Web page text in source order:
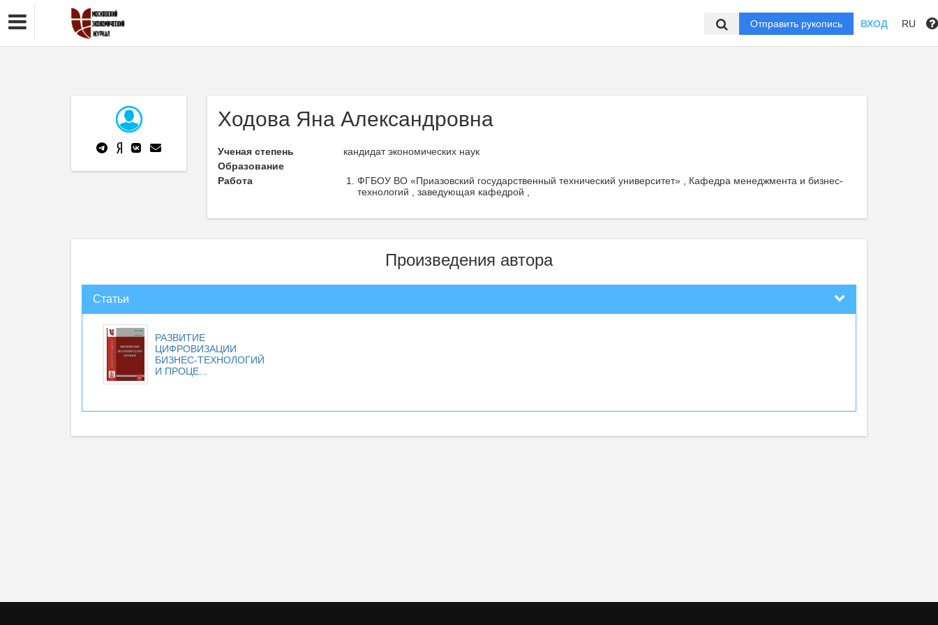
Отправить рукопись ВХОД RU
Ходова Яна Александровна
Ученая степень
кандидат экономических наук
Образование
Работа
ФГБОУ ВО «Приазовский государственный технический университет» , Кафедра менеджмента и бизнес-
технологий , заведующая кафедрой ,
Произведения автора
Статьи
РАЗВИТИЕ
ЦИФРОВИЗАЦИИ
БИЗНЕС-ТЕХНОЛОГИЙ
И ПРОЦЕ...